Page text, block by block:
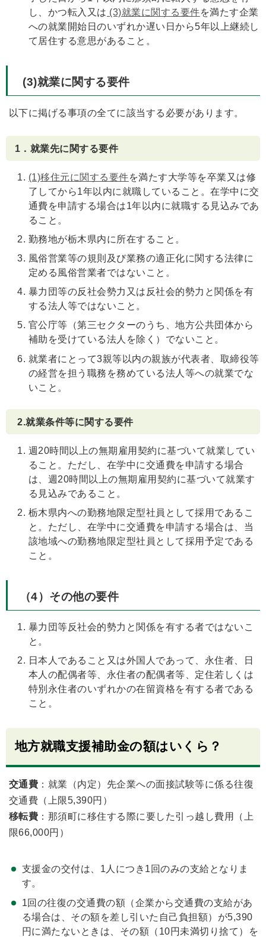
し、かつ転入又は (3)就業に関する要件を満たす企業
への就業開始日のいずれか遅い日から5年以上継続し
て居住する意思があること。
(3)就業に関する要件
以下に掲げる事項の全てに該当する必要があります。
1．就業先に関する要件
(1)移住元に関する要件を満たす大学等を卒業又は修
了してから1年以内に就職していること。在学中に交
通費を申請する場合は1年以内に就職する見込みであ
ること。
勤務地が栃木県内に所在すること。
風俗営業等の規則及び業務の適正化に関する法律に
定める風俗営業者ではないこと。
暴力団等の反社会勢力又は反社会的勢力と関係を有
する法人等ではないこと。
官公庁等（第三セクターのうち、地方公共団体から
補助を受けている法人を除く）でないこと。
就業者にとって3親等以内の親族が代表者、取締役等
の経営を担う職務を務めている法人等への就業でな
いこと。
2.就業条件等に関する要件
週20時間以上の無期雇用契約に基づいて就業してい
ること。ただし、在学中に交通費を申請する場合
は、週20時間以上の無期雇用契約に基づいて就業す
る見込みであること。
栃木県内への勤務地限定型社員として採用であるこ
と。ただし、在学中に交通費を申請する場合は、当
該地域への勤務地限定型社員として採用予定である
こと。
（4）その他の要件
暴力団等反社会的勢力と関係を有する者ではないこ
と。
日本人であること又は外国人であって、永住者、日
本人の配偶者等、永住者の配偶者等、定住若しくは
特別永住者のいずれかの在留資格を有する者である
こと。
地方就職支援補助金の額はいくら？
交通費 ：就業（内定）先企業への面接試験等に係る往復
交通費（上限5,390円）
移転費 ：那須町に移住する際に要した引っ越し費用（上
限66,000円）
支援金の交付は、1人につき1回のみの支給となりま
す。
1回の往復の交通費の額（企業から交通費の支給があ
る場合は、その額を差し引いた自己負担額）が5,390
円に満たないときは、その額（10円未満切り捨て）を